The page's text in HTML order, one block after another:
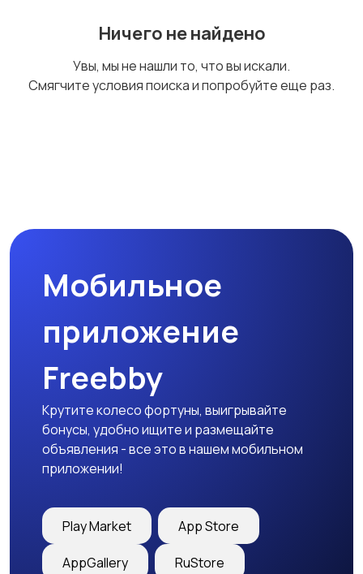
Изготовление на
Продукты питания и
Уход за животными
Ничего не найдено
Увы, мы не нашли то, что вы искали.
Смягчите условия поиска и попробуйте еще раз.
Мобильное
приложение
Freebby
Крутите колесо фортуны, выигрывайте
бонусы, удобно ищите и размещайте
объявления - все это в нашем мобильном
приложении!
Play Market App Store
AppGallery RuStore